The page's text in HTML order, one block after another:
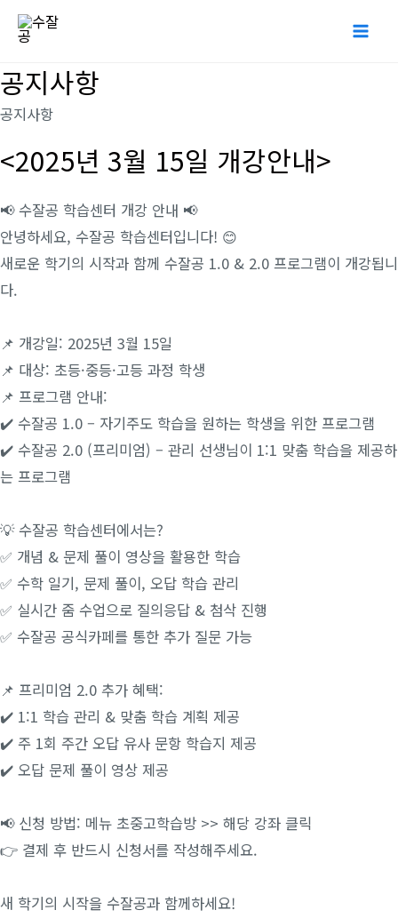
로
건
뛰
기
공지사항
공지사항
<2025년 3월 15일 개강안내>
📢 수잘공 학습센터 개강 안내 📢
안녕하세요, 수잘공 학습센터입니다! 😊
새로운 학기의 시작과 함께 수잘공 1.0 & 2.0 프로그램이 개강됩니
다.
📌 개강일: 2025년 3월 15일
📌 대상: 초등·중등·고등 과정 학생
📌 프로그램 안내:
✔️ 수잘공 1.0 – 자기주도 학습을 원하는 학생을 위한 프로그램
✔️ 수잘공 2.0 (프리미엄) – 관리 선생님이 1:1 맞춤 학습을 제공하
는 프로그램
💡 수잘공 학습센터에서는?
✅ 개념 & 문제 풀이 영상을 활용한 학습
✅ 수학 일기, 문제 풀이, 오답 학습 관리
✅ 실시간 줌 수업으로 질의응답 & 첨삭 진행
✅ 수잘공 공식카페를 통한 추가 질문 가능
📌 프리미엄 2.0 추가 혜택:
✔️ 1:1 학습 관리 & 맞춤 학습 계획 제공
✔️ 주 1회 주간 오답 유사 문항 학습지 제공
✔️ 오답 문제 풀이 영상 제공
📢 신청 방법: 메뉴 초중고학습방 >> 해당 강좌 클릭
👉 결제 후 반드시 신청서를 작성해주세요.
새 학기의 시작을 수잘공과 함께하세요!